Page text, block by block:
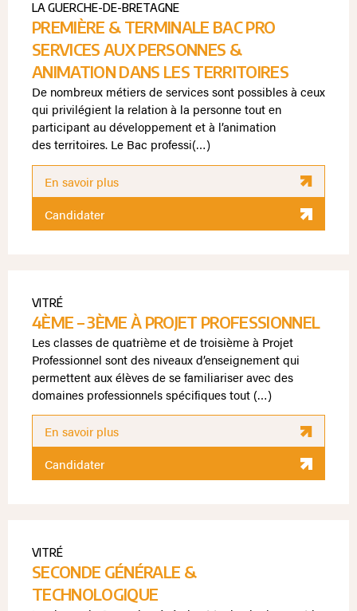
LA GUERCHE-DE-BRETAGNE
PREMIÈRE & TERMINALE BAC PRO
SERVICES AUX PERSONNES &
ANIMATION DANS LES TERRITOIRES
De nombreux métiers de services sont possibles à ceux
qui privilégient la relation à la personne tout en
participant au développement et à l’animation
des territoires. Le Bac professi(…)
En savoir plus
Candidater
VITRÉ
4ÈME – 3ÈME À PROJET PROFESSIONNEL
Les classes de quatrième et de troisième à Projet
Professionnel sont des niveaux d’enseignement qui
permettent aux élèves de se familiariser avec des
domaines professionnels spécifiques tout (…)
En savoir plus
Candidater
VITRÉ
SECONDE GÉNÉRALE &
TECHNOLOGIQUE